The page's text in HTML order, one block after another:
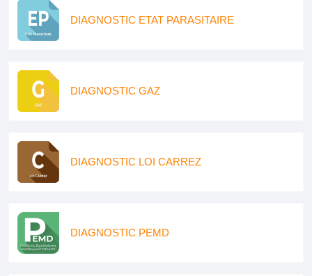
DIAGNOSTIC ETAT PARASITAIRE
DIAGNOSTIC GAZ
DIAGNOSTIC LOI CARREZ
DIAGNOSTIC PEMD